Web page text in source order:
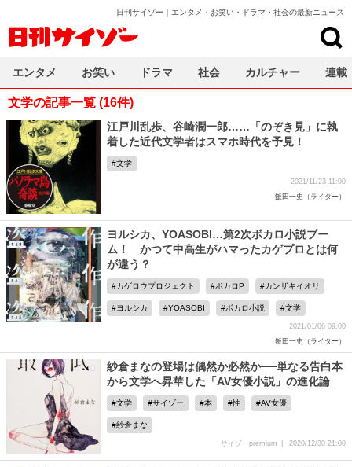
日刊サイゾー｜エンタメ・お笑い・ドラマ・社会の最新ニュース
文学の記事一覧 (16件)
江戸川乱歩、谷崎潤一郎……「のぞき見」に執
着した近代文学者はスマホ時代を予見！
文学
2021/11/23 11:00
飯田一史（ライター）
ヨルシカ、YOASOBI…第2次ボカロ小説ブー
ム！ かつて中高生がハマったカゲプロとは何
が違う？
カゲロウプロジェクト ボカロP カンザキイオリ
ヨルシカ YOASOBI ボカロ小説 文学
2021/01/06 09:00
飯田一史（ライター）
紗倉まなの登場は偶然か必然か──単なる告白本
から文学へ昇華した「AV女優小説」の進化論
文学 サイゾー 本 性 AV女優
紗倉まな
サイゾーpremium 2020/12/30 21:00
エンタメ お笑い ドラマ 社会 カルチャー 連載